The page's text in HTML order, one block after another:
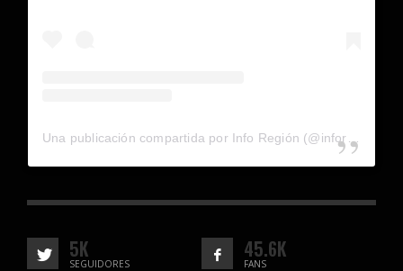
5K
SEGUIDORES
45.6K
FANS